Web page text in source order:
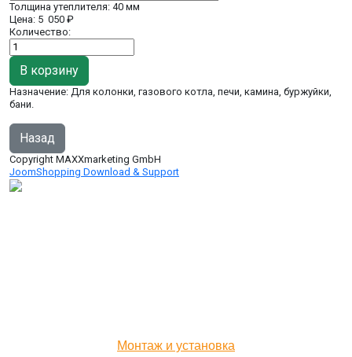
Толщина утеплителя: 40 мм
Цена: 5 050 ₽
Количество:
Назначение: Для колонки, газового котла, печи, камина, буржуйки,
бани.
Copyright MAXXmarketing GmbH
JoomShopping Download & Support
Монтаж и установка